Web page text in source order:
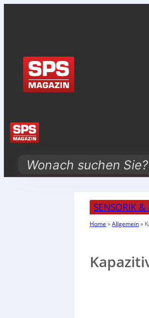
Search
SENSORIK
Home »Allgemein»